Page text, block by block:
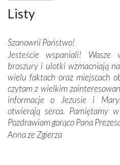
połączenie talentów z
budowniczych.
Podążyliśmy też śladami
dos Santos oraz świętych
Modliliśmy się przy ich
Krzyżową w ich
domy, w których żyli.
W miejscu objawień Matki
przywiezione wraz z
Darczyńców w ramach akcji
Listy
Szanowni Państwo!
Jesteście wspaniali! Wasze
broszury i ulotki wzmacniają
wielu faktach oraz miejscach
czytam z wielkim
informacje o Jezusie i
otwierają serca. Pamiętamy
Pozdrawiam gorąco Pana
Anna ze Zgierza